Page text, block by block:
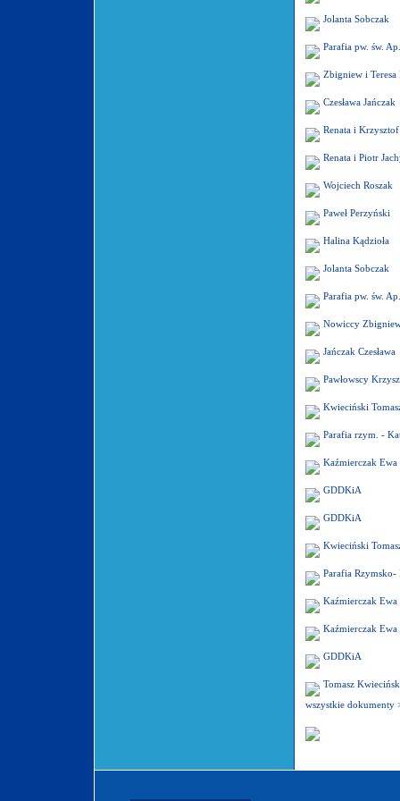
Jolanta Sobczak
Parafia pw. św.
Zbigniew i Teresa
Czesława Jańczak
Renata i Krzysztof
Renata i Piotr
Wojciech Roszak
Paweł Perzyński
Halina Kądzioła
Jolanta Sobczak
Parafia pw. św.
Nowiccy
Jańczak Czesława
Pawłowscy
Kwieciński
Parafia rzym. -
Kaźmierczak Ewa
GDDKiA
GDDKiA
Kwieciński
Parafia Rzymsko-
Kaźmierczak Ewa
Kaźmierczak Ewa
GDDKiA
Tomasz
wszystkie dokumenty